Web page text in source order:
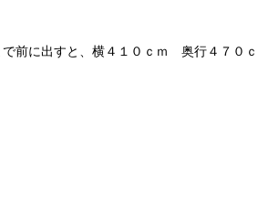
前に出すと、横４１０ｃｍ 奥行４７０